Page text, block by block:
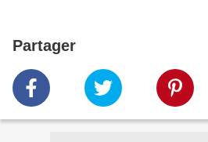
Partager